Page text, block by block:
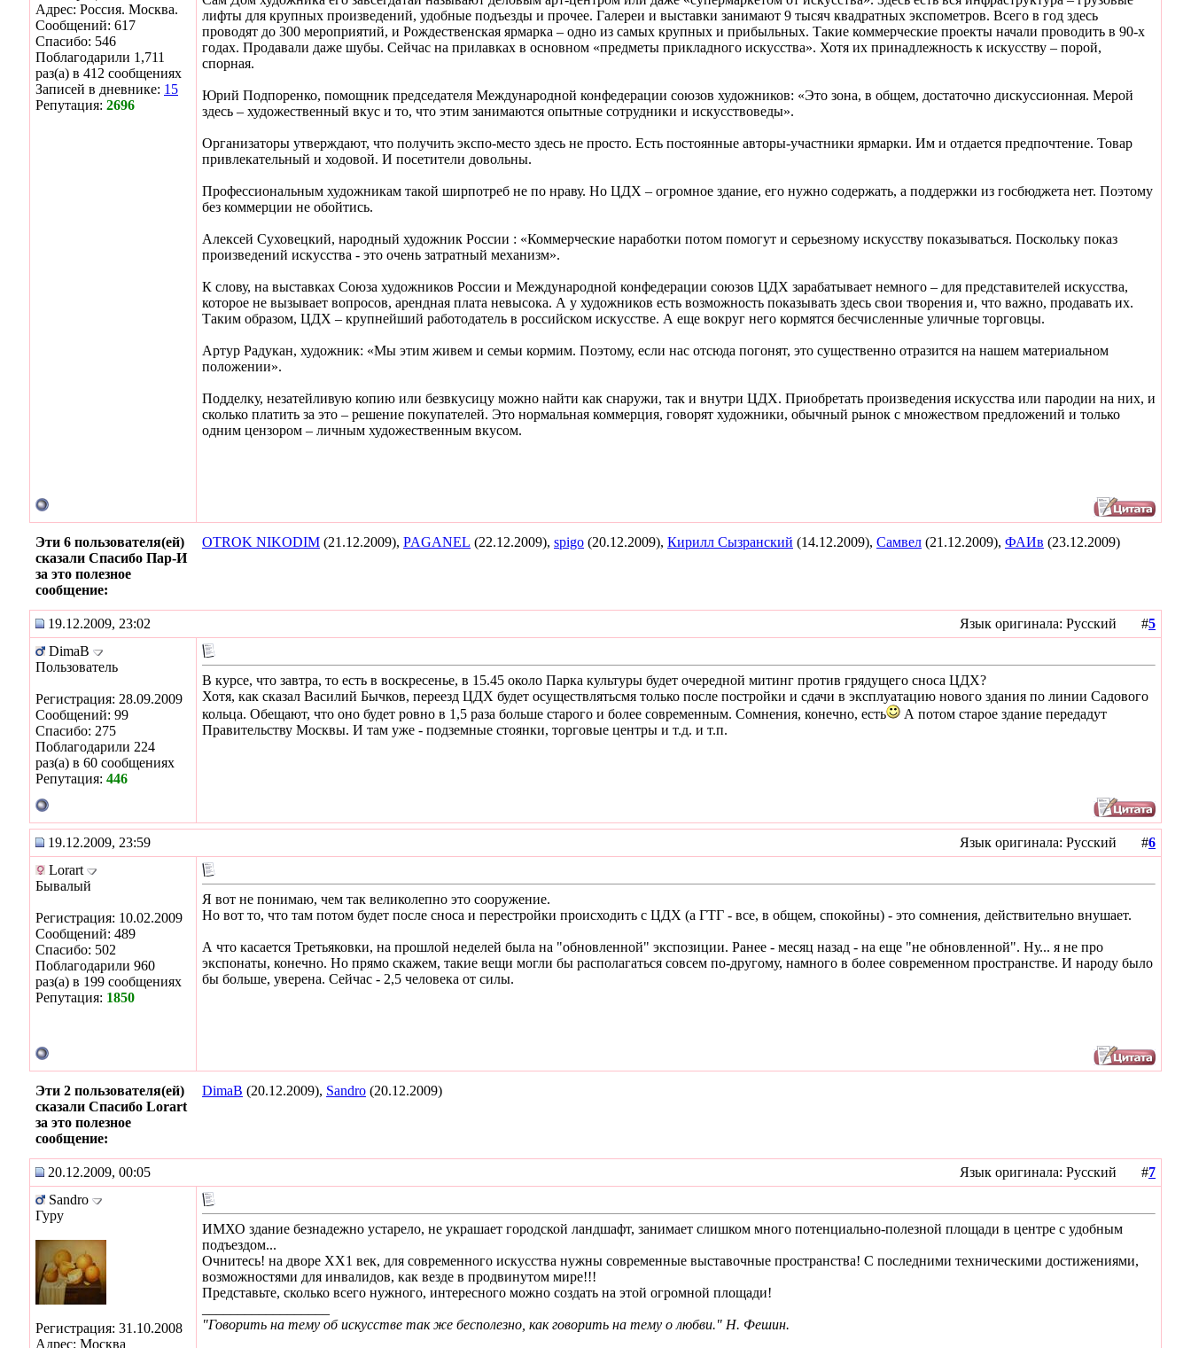
Адрес: Россия. Москва.
Сообщений: 617
Спасибо: 546
Поблагодарили 1,711
раз(а) в 412 сообщениях
Записей в дневнике: 15
Репутация: 2696
лифты для крупных произведений, удобные подъезды и прочее. Галереи и выставки занимают 9 тысяч квадратных экспометров. Всего в год здесь
проводят до 300 мероприятий, и Рождественская ярмарка – одно из самых крупных и прибыльных. Такие коммерческие проекты начали проводить в 90-х
годах. Продавали даже шубы. Сейчас на прилавках в основном «предметы прикладного искусства». Хотя их принадлежность к искусству – порой,
спорная.
Юрий Подпоренко, помощник председателя Международной конфедерации союзов художников: «Это зона, в общем, достаточно дискуссионная. Мерой
здесь – художественный вкус и то, что этим занимаются опытные сотрудники и искусствоведы».
Организаторы утверждают, что получить экспо-место здесь не просто. Есть постоянные авторы-участники ярмарки. Им и отдается предпочтение. Товар
привлекательный и ходовой. И посетители довольны.
Профессиональным художникам такой ширпотреб не по нраву. Но ЦДХ – огромное здание, его нужно содержать, а поддержки из госбюджета нет. Поэтому
без коммерции не обойтись.
Алексей Суховецкий, народный художник России : «Коммерческие наработки потом помогут и серьезному искусству показываться. Поскольку показ
произведений искусства - это очень затратный механизм».
К слову, на выставках Союза художников России и Международной конфедерации союзов ЦДХ зарабатывает немного – для представителей искусства,
которое не вызывает вопросов, арендная плата невысока. А у художников есть возможность показывать здесь свои творения и, что важно, продавать их.
Таким образом, ЦДХ – крупнейший работодатель в российском искусстве. А еще вокруг него кормятся бесчисленные уличные торговцы.
Артур Радукан, художник: «Мы этим живем и семьи кормим. Поэтому, если нас отсюда погонят, это существенно отразится на нашем материальном
положении».
Подделку, незатейливую копию или безвкусицу можно найти как снаружи, так и внутри ЦДХ. Приобретать произведения искусства или пародии на них, и
сколько платить за это – решение покупателей. Это нормальная коммерция, говорят художники, обычный рынок с множеством предложений и только
одним цензором – личным художественным вкусом.
Эти 6 пользователя(ей)
сказали Спасибо Пар-И
за это полезное
сообщение:
OTROK NIKODIM (21.12.2009), PAGANEL (22.12.2009), spigo (20.12.2009), Кирилл Сызранский (14.12.2009), Самвел (21.12.2009), ФАИв (23.12.2009)
19.12.2009, 23:02 Язык оригинала: Русский #5
DimaB
Пользователь
Регистрация: 28.09.2009
Сообщений: 99
Спасибо: 275
Поблагодарили 224
раз(а) в 60 сообщениях
Репутация: 446
В курсе, что завтра, то есть в воскресенье, в 15.45 около Парка культуры будет очередной митинг против грядущего сноса ЦДХ?
Хотя, как сказал Василий Бычков, переезд ЦДХ будет осуществлятьсмя только после постройки и сдачи в эксплуатацию нового здания по линии Садового
кольца. Обещают, что оно будет ровно в 1,5 раза больше старого и более современным. Сомнения, конечно, есть
А потом старое здание передадут
Правительству Москвы. И там уже - подземные стоянки, торговые центры и т.д. и т.п.
19.12.2009, 23:59 Язык оригинала: Русский #6
Lorart
Бывалый
Регистрация: 10.02.2009
Сообщений: 489
Спасибо: 502
Поблагодарили 960
раз(а) в 199 сообщениях
Репутация: 1850
Я вот не понимаю, чем так великолепно это сооружение.
Но вот то, что там потом будет после сноса и перестройки происходить с ЦДХ (а ГТГ - все, в общем, спокойны) - это сомнения, действительно внушает.
А что касается Третьяковки, на прошлой неделей была на "обновленной" экспозиции. Ранее - месяц назад - на еще "не обновленной". Ну... я не про
экспонаты, конечно. Но прямо скажем, такие вещи могли бы располагаться совсем по-другому, намного в более современном пространстве. И народу было
бы больше, уверена. Сейчас - 2,5 человека от силы.
Эти 2 пользователя(ей)
сказали Спасибо Lorart
за это полезное
сообщение:
DimaB (20.12.2009), Sandro (20.12.2009)
20.12.2009, 00:05 Язык оригинала: Русский #7
Sandro
Гуру
Регистрация: 31.10.2008
Адрес: Москва
ИМХО здание безнадежно устарело, не украшает городской ландшафт, занимает слишком много потенциально-полезной площади в центре с удобным
подъездом...
Очнитесь! на дворе ХХ1 век, для современного искусства нужны современные выставочные пространства! С последними техническими достижениями,
возможностями для инвалидов, как везде в продвинутом мире!!!
Представьте, сколько всего нужного, интересного можно создать на этой огромной площади!
"Говорить на тему об искусстве так же бесполезно, как говорить на тему о любви." Н. Фешин.